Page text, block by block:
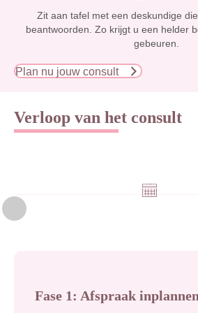
Zit aan tafel met een deskundige
beantwoorden. Zo krijgt u een helder
gebeuren.
Plan nu jouw consult
Verloop van het consult
Fase 1: Afspraak inplannen